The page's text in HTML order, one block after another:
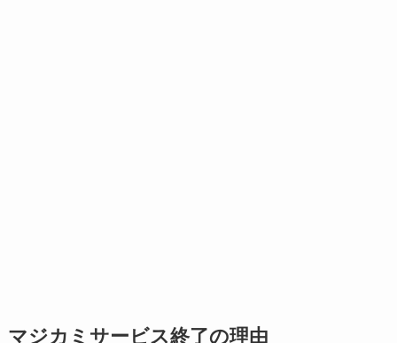
マジカミサービス終了の理由